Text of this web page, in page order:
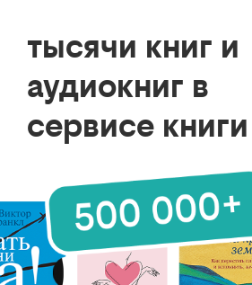
тысячи книг и
аудиокниг в
сервисе